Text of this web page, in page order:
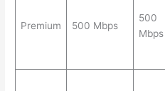
Premium 500 Mbps
500
Mbps